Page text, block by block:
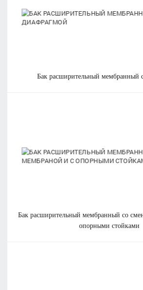
бак расширительный мембранный
бак расширительный мембранный со сменной мембраной и с
опорными стойками